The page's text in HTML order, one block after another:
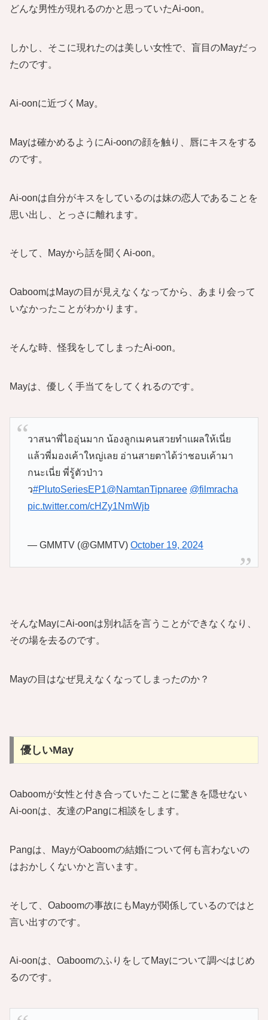
どんな男性が現れるのかと思っていたAi-oon。
しかし、そこに現れたのは美しい女性で、盲目のMayだっ
たのです。
Ai-oonに近づくMay。
Mayは確かめるようにAi-oonの顔を触り、唇にキスをする
のです。
Ai-oonは自分がキスをしているのは妹の恋人であることを
思い出し、とっさに離れます。
そして、Mayから話を聞くAi-oon。
OaboomはMayの目が見えなくなってから、あまり会って
いなかったことがわかります。
そんな時、怪我をしてしまったAi-oon。
Mayは、優しく手当てをしてくれるのです。
วาสนาพี่ไออุ่นมาก น้องลูกเมคนสวยทำแผลให้เนี่ย
แล้วพี่มองเค้าใหญ่เลย อ่านสายตาได้ว่าชอบเค้ามา
กนะเนี่ย พี่รู้ตัวป่าว
ว#PlutoSeriesEP1@NamtanTipnaree @filmracha
pic.twitter.com/cHZy1NmWjb
— GMMTV (@GMMTV) October 19, 2024
そんなMayにAi-oonは別れ話を言うことができなくなり、
その場を去るのです。
Mayの目はなぜ見えなくなってしまったのか？
優しいMay
Oaboomが女性と付き合っていたことに驚きを隠せない
Ai-oonは、友達のPangに相談をします。
Pangは、MayがOaboomの結婚について何も言わないの
はおかしくないかと言います。
そして、Oaboomの事故にもMayが関係しているのではと
言い出すのです。
Ai-oonは、OaboomのふりをしてMayについて調べはじめ
るのです。